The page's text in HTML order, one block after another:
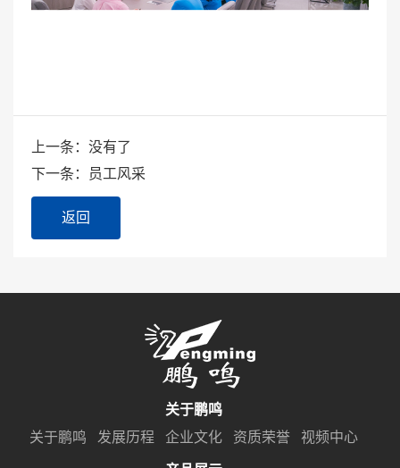
上一条：没有了
下一条：员工风采
返回
关于鹏鸣
关于鹏鸣
发展历程 企业文化 资质荣誉 视频中心